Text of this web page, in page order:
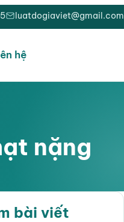
luatdogiaviet@gmail.com
hệ
nặng
bài viết